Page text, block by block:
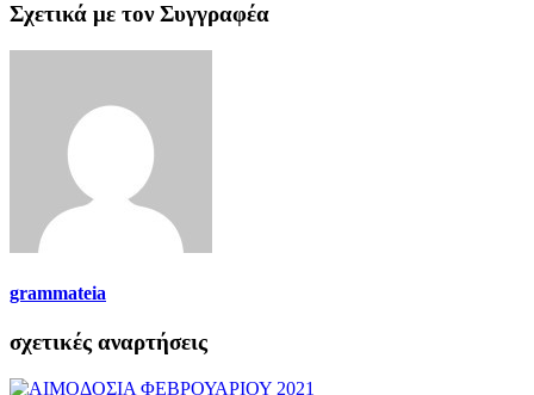
Σχετικά με τον Συγγραφέα
grammateia
σχετικές αναρτήσεις